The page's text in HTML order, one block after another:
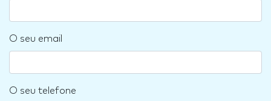
O seu email
O seu telefone